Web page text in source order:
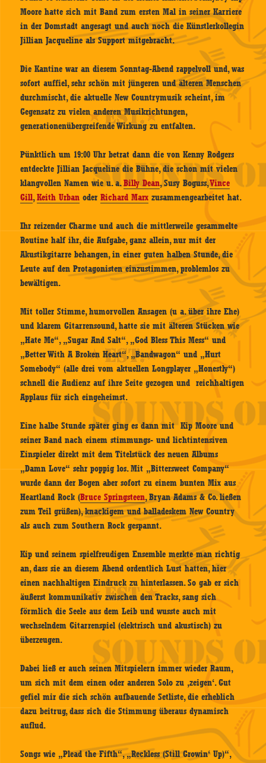
Moore hatte sich mit Band zum ersten Mal in seiner Karriere
in der Domstadt angesagt und auch noch die Künstlerkollegin
Jillian Jacqueline als Support mitgebracht.
Die Kantine war an diesem Sonntag-Abend rappelvoll und, was
sofort auffiel, sehr schön mit jüngeren und älteren Menschen
durchmischt, die aktuelle New Countrymusik scheint, im
Gegensatz zu vielen anderen Musikrichtungen,
generationenübergreifende Wirkung zu entfalten.
Pünktlich um 19:00 Uhr betrat dann die von Kenny Rodgers
entdeckte Jillian Jacqueline die Bühne, die schon mit vielen
klangvollen Namen wie u. a.Billy Dean, Susy Boguss,Vince
Gill,Keith Urban oderRichard Marx zusammengearbeitet hat.
Ihr reizender Charme und auch die mittlerweile gesammelte
Routine half ihr, die Aufgabe, ganz allein, nur mit der
Akustikgitarre behangen, in einer guten halben Stunde, die
Leute auf den Protagonisten einzustimmen, problemlos zu
bewältigen.
Mit toller Stimme, humorvollen Ansagen (u a. über ihre Ehe)
und klarem Gitarrensound, hatte sie mit älteren Stücken wie
„Hate Me“, „Sugar And Salt“, „God Bless This Mess“ und
„Better With A Broken Heart“, „Bandwagon“ und „Hurt
Somebody“ (alle drei vom aktuellen Longplayer „Honestly“)
schnell die Audienz auf ihre Seite gezogen und reichhaltigen
Applaus für sich eingeheimst.
Eine halbe Stunde später ging es dann mit Kip Moore und
seiner Band nach einem stimmungs- und lichtintensiven
Einspieler direkt mit dem Titelstück des neuen Albums
„Damn Love“ sehr poppig los. Mit „Bittersweet Company“
wurde dann der Bogen aber sofort zu einem bunten Mix aus
Heartland Rock (Bruce Springsteen, Bryan Adams & Co. ließen
zum Teil grüßen), knackigem und balladeskem New Country
als auch zum Southern Rock gespannt.
Kip und seinem spielfreudigen Ensemble merkte man richtig
an, dass sie an diesem Abend ordentlich Lust hatten, hier
einen nachhaltigen Eindruck zu hinterlassen. So gab er sich
äußerst kommunikativ zwischen den Tracks, sang sich
förmlich die Seele aus dem Leib und wusste auch mit
wechselndem Gitarrenspiel (elektrisch und akustisch) zu
überzeugen.
Dabei ließ er auch seinen Mitspielern immer wieder Raum,
um sich mit dem einen oder anderen Solo zu ‚zeigen‘. Gut
gefiel mir die sich schön aufbauende Setliste, die erheblich
dazu beitrug, dass sich die Stimmung überaus dynamisch
auflud.
Songs wie „Plead the Fifth“, „Reckless (Still Growin‘ Up)“,